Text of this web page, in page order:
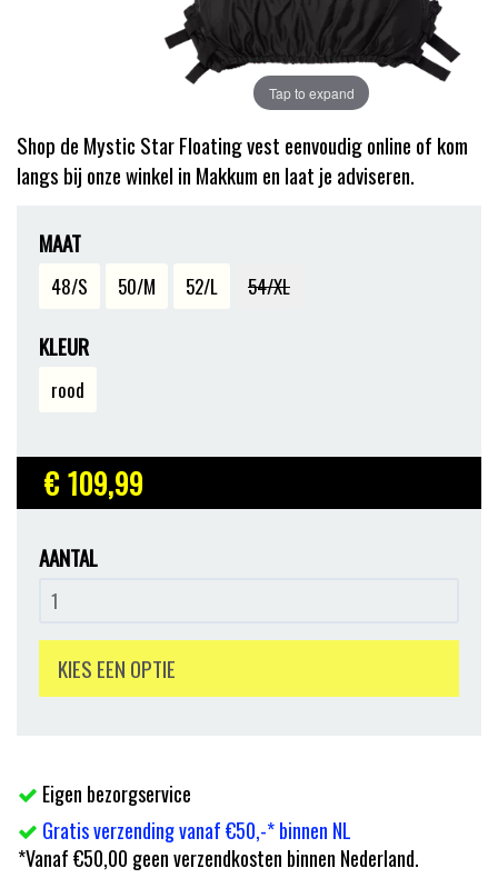
Tap to expand
Shop de Mystic Star Floating vest eenvoudig online of kom
langs bij onze winkel in Makkum en laat je adviseren.
MAAT
48/S 50/M 52/L 54/XL
KLEUR
rood
€ 109,99
AANTAL
KIES EEN OPTIE
Eigen bezorgservice
Gratis verzending vanaf €50,-* binnen NL
*Vanaf €50,00 geen verzendkosten binnen Nederland.